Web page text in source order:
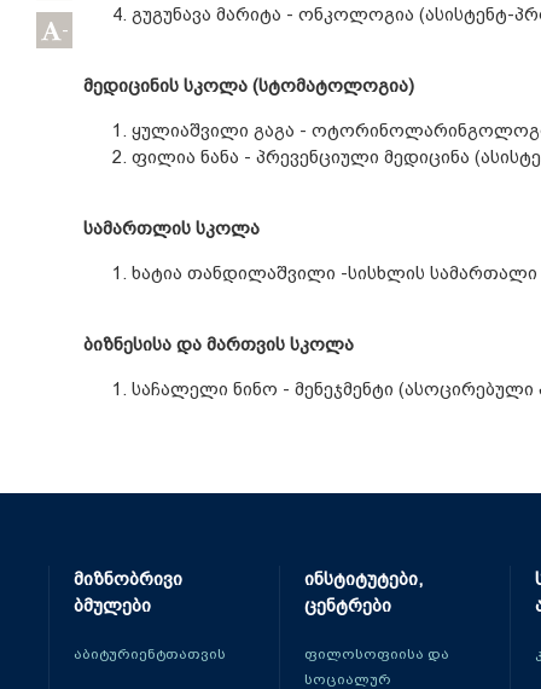
-
გუგუნავა მარიტა - ონკოლოგია (ასისტენტ-
მედიცინის სკოლა (სტომატოლოგია)
ყულიაშვილი გაგა -
ფილია ნანა - პრევენციული მედიცინა
სამართლის სკოლა
ხატია თანდილაშვილი -სისხლის
ბიზნესისა და მართვის სკოლა
საჩალელი ნინო - მენეჯმენტი
მიზნობრივი
ბმულები
აბიტურიენტთათვის
ინსტიტუტები,
ცენტრები
ფილოსოფიისა და
სოციალურ